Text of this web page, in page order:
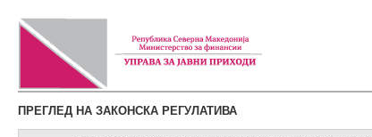
ПРЕГЛЕД НА ЗАКОНСКА РЕГУЛАТИВА